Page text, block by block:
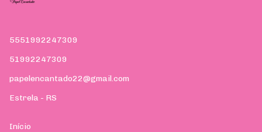
5551992247309
51992247309
papelencantado22@gmail.com
Estrela - RS
Início